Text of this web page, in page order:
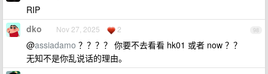
RIP
98
dko Nov 27, 2025 2
@assiadamo ？？？？ 你要不去看看 hk01 或者 now ？？
无知不是你乱说话的理由。